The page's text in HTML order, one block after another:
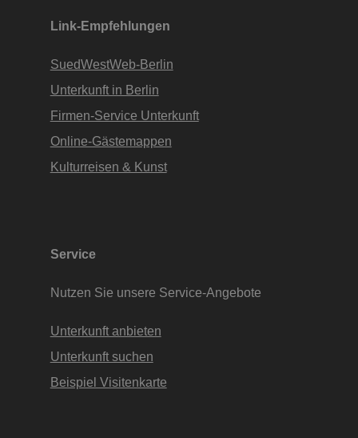
Link-Empfehlungen
SuedWestWeb-Berlin
Unterkunft in Berlin
Firmen-Service Unterkunft
Online-Gästemappen
Kulturreisen & Kunst
Service
Nutzen Sie unsere Service-Angebote
Unterkunft anbieten
Unterkunft suchen
Beispiel Visitenkarte